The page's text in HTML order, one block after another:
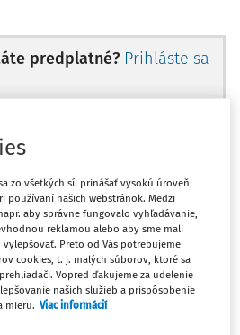
predplatné? Prihláste sa
ste si prečítali len
obsah z tejto oblasti je
portálu.
zo všetkých síl prinášať vysokú úroveň
používaní našich webstránok. Medzi
aby správne fungovalo vyhľadávanie,
reklamou alebo aby sme mali
Preto od Vás potrebujeme
cookies, t. j. malých súborov, ktoré sa
Vopred ďakujeme za udelenie
našich služieb a prispôsobenie
mieru. Viac informácií